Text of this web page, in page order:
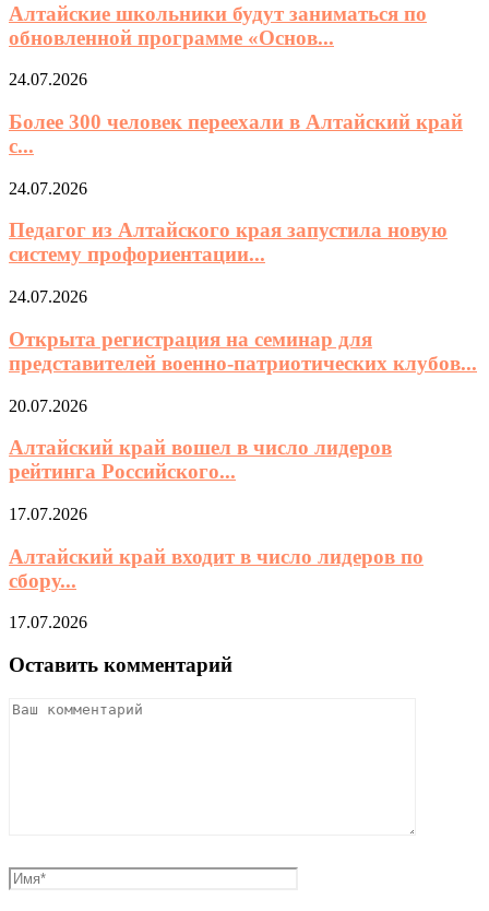
Алтайские школьники будут заниматься по
обновленной программе «Основ...
24.07.2026
Более 300 человек переехали в Алтайский край
с...
24.07.2026
Педагог из Алтайского края запустила новую
систему профориентации...
24.07.2026
Открыта регистрация на семинар для
представителей военно-патриотических клубов...
20.07.2026
Алтайский край вошел в число лидеров
рейтинга Российского...
17.07.2026
Алтайский край входит в число лидеров по
сбору...
17.07.2026
Оставить комментарий